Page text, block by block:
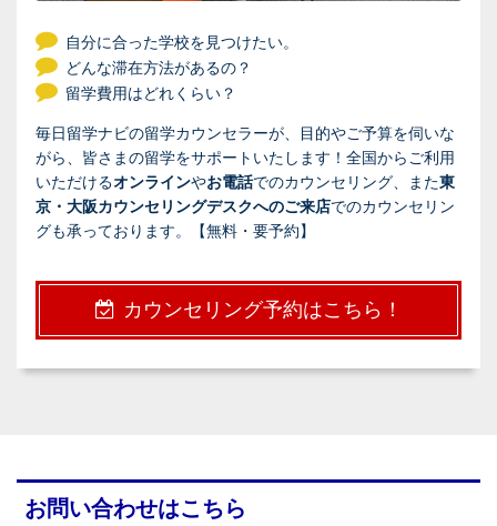
自分に合った学校を見つけたい。
どんな滞在方法があるの？
留学費用はどれくらい？
毎日留学ナビの留学カウンセラーが、目的やご予算を伺いな
がら、皆さまの留学をサポートいたします！全国からご利用
いただけるオンラインやお電話でのカウンセリング、また東
京・大阪カウンセリングデスクへのご来店でのカウンセリン
グも承っております。【無料・要予約】
カウンセリング予約はこちら！
お問い合わせはこちら